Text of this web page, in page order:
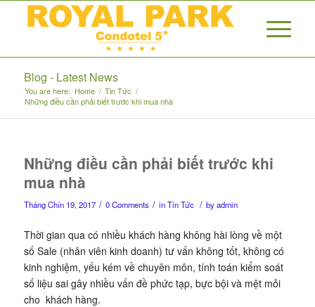
Blog - Latest News
You are here: Home / Tin Tức /
Những điều cần phải biết trước khi mua nhà
Những điều cần phải biết trước khi
mua nhà
Tháng Chín 19, 2017 / 0 Comments / inTin Tức / byadmin
Thời gian qua có nhiều khách hàng không hài lòng về một
số Sale (nhân viên kinh doanh) tư vấn không tốt, không có
kinh nghiệm, yếu kém về chuyên môn, tính toán kiểm soát
số liệu sai gây nhiều vấn đề phức tạp, bực bội và mệt mỏi
cho khách hàng.